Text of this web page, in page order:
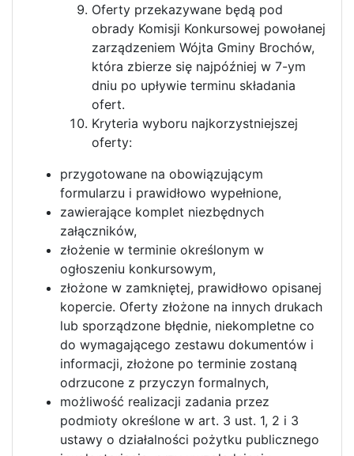
Oferty przekazywane będą pod
obrady Komisji Konkursowej powołanej
zarządzeniem Wójta Gminy Brochów,
która zbierze się najpóźniej w 7-ym
dniu po upływie terminu składania
ofert.
Kryteria wyboru najkorzystniejszej
oferty:
przygotowane na obowiązującym
formularzu i prawidłowo wypełnione,
zawierające komplet niezbędnych
załączników,
złożenie w terminie określonym w
ogłoszeniu konkursowym,
złożone w zamkniętej, prawidłowo opisanej
kopercie. Oferty złożone na innych drukach
lub sporządzone błędnie, niekompletne co
do wymagającego zestawu dokumentów i
informacji, złożone po terminie zostaną
odrzucone z przyczyn formalnych,
możliwość realizacji zadania przez
podmioty określone w art. 3 ust. 1, 2 i 3
ustawy o działalności pożytku publicznego